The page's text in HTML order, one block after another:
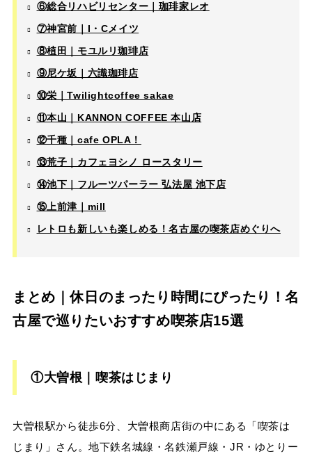
⑥総合リハビリセンター｜珈琲家レオ
⑦神宮前｜I・Cメイツ
⑧植田｜モユルリ珈琲店
⑨尼ケ坂｜六識珈琲店
⑩栄｜Twilightcoffee sakae
⑪本山｜KANNON COFFEE 本山店
⑫千種｜cafe OPLA！
⑬荒子｜カフェヨシノ ロースタリー
⑭池下｜フルーツパーラー 弘法屋 池下店
⑮上前津｜mill
レトロも新しいも楽しめる！名古屋の喫茶店めぐりへ
まとめ｜休日のまったり時間にぴったり！名
古屋で巡りたいおすすめ喫茶店15選
①大曽根｜喫茶はじまり
大曽根駅から徒歩6分、大曽根商店街の中にある「喫茶は
じまり」さん。地下鉄名城線・名鉄瀬戸線・JR・ゆとりー